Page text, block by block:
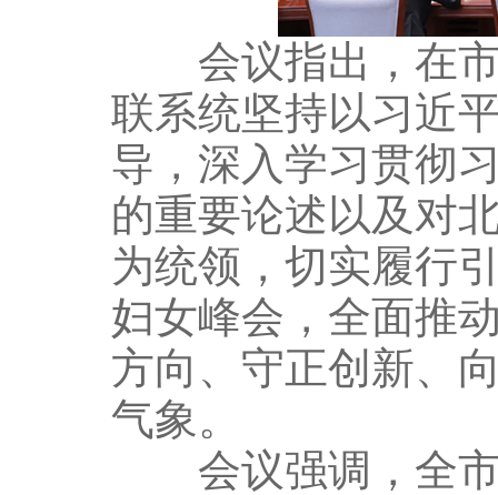
会议指出，在市
联系统坚持以习近
导，深入学习贯彻
的重要论述以及对
为统领，切实履行
妇女峰会，全面推
方向、守正创新、
气象。
会议强调，全市